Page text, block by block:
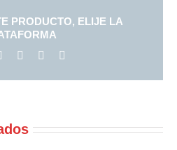
PRODUCTO, ELIJE LA
LinkedInPinterest